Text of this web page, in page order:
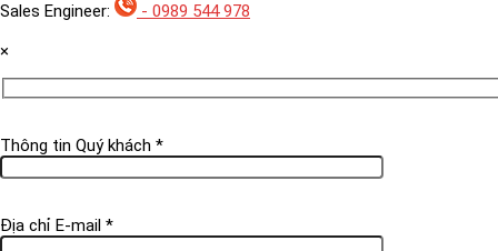
Sales Engineer:
- 0989 544 978
×
Thông tin Quý khách *
Địa chỉ E-mail *